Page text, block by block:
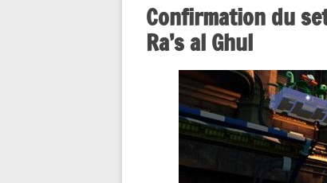
Confirmation du
Ra’s al Ghul